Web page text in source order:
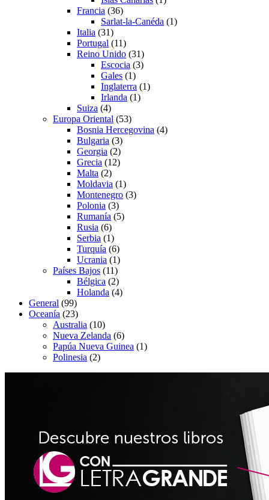
Francia (36)
Sarlat-la-Canéda (1)
Italia (31)
Portugal (11)
Reino Unido (31)
Escocia (3)
Gales (1)
Inglaterra (1)
Irlanda (1)
Suiza (4)
Europa Oriental (53)
Bosnia Hercegovina (4)
Bulgaria (3)
Georgia (2)
Grecia (12)
Malta (2)
Moldavia (1)
Montenegro (3)
Polonia (3)
Rumanía (5)
Rusia (6)
Serbia (1)
Turquía (6)
Ucrania (1)
Países Bajos (11)
Bélgica (2)
Holanda (4)
General (99)
Oceanía (23)
Australia (10)
Nueva Zelanda (6)
Papúa Nueva Guinea (1)
Polinesia (2)